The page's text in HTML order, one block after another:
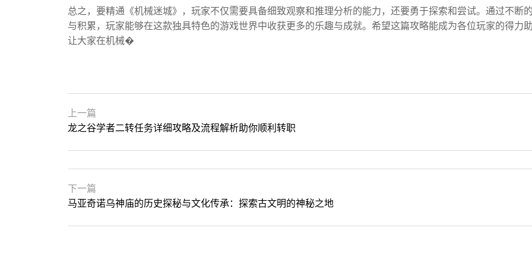
总之，要精通《机械迷城》，玩家不仅需要具备细致观察和推理分析的能力，还要勇于探索和尝试。通过不断
与积累，玩家能够在这款独具特色的游戏世界中收获更多的乐趣与成就。希望这篇攻略能成为各位玩家的得力助
让大家在机械�
上一篇
龙之谷学者二转任务详细攻略及流程解析助你顺利转职
下一篇
马亚奇诺乌神庙的历史探秘与文化传承：探索古文明的神秘之地